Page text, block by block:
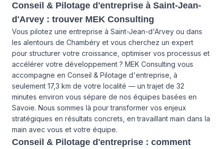
Conseil & Pilotage d'entreprise à Saint-Jean-
d'Arvey : trouver MEK Consulting
Vous pilotez une entreprise à Saint-Jean-d'Arvey ou dans
les alentours de Chambéry et vous cherchez un expert
pour structurer votre croissance, optimiser vos processus et
accélérer votre développement ? MEK Consulting vous
accompagne en Conseil & Pilotage d'entreprise, à
seulement 17,3 km de votre localité — un trajet de 32
minutes environ vous sépare de nos équipes basées en
Savoie. Nous sommes là pour transformer vos enjeux
stratégiques en résultats concrets, en travaillant main dans la
main avec vous et votre équipe.
Conseil & Pilotage d'entreprise : comment